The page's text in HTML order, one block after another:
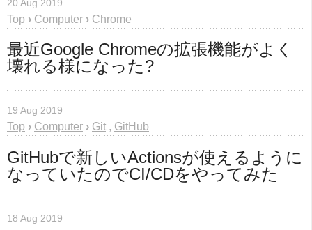
20 Aug 2019
Top › Computer › Chrome
最近Google Chromeの拡張機能がよく
壊れる様になった?
19 Aug 2019
Top › Computer › Git , GitHub
GitHubで新しいActionsが使えるように
なっていたのでCI/CDをやってみた
18 Aug 2019